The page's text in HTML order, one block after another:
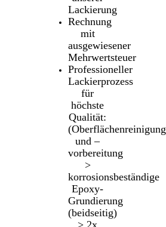
Lackierung
Rechnung
mit
ausgewiesener
Mehrwertsteuer
Professioneller
Lackierprozess
für
höchste
Qualität:
(Oberflächenreinigung
und –
vorbereitung
>
korrosionsbeständige
Epoxy-
Grundierung
(beidseitig)